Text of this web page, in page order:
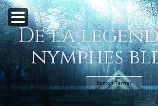
De la
nymphes
Boston Terrier